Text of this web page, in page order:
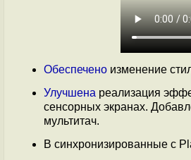
Обеспечено изменение
Улучшена реализация
сенсорных экранах.
мультитач.
В синхронизированные с